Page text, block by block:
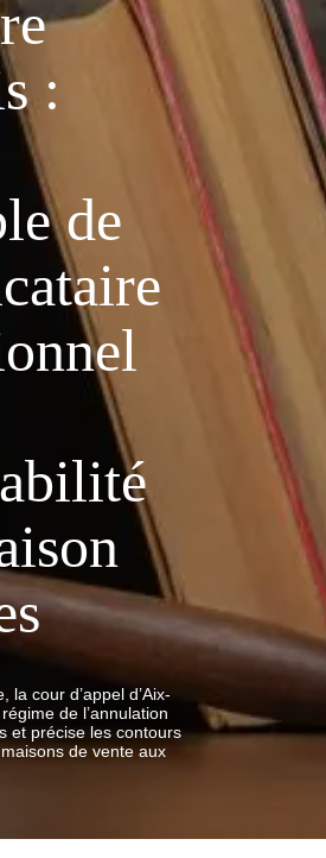
:
de
la cour d’appel d’Aix-
de l’annulation
et précise les contours
de vente aux